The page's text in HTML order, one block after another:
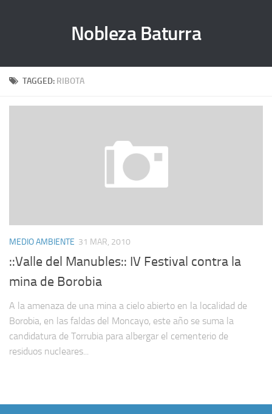
Nobleza Baturra
TAGGED: RIBOTA
MEDIO AMBIENTE 31 MAR, 2010
::Valle del Manubles:: IV Festival contra la
mina de Borobia
A la amenaza de una mina a cielo abierto en la localidad de
Borobia, en las faldas del Moncayo, este año se suma la
candidatura de Torrubia para albergar el cementerio de
residuos nucleares...